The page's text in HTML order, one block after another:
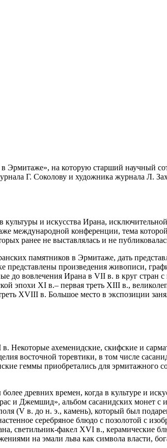
на которую старший научный
Г. Соколову и художника журнала Л.
и искусства Ирана,
международной конференции, тема
ранее не выставлялась и не
памятников в Эрмитаже, дать
произведения живописи,
до вовлечения Ирана в VII в. в круг
эпохи ХI в.– первая треть ХIII в.,
ХVIII в. Большое место в экспозиции
Некоторые ахеменидские, скифские и
торевтики, в том числе
геммы приобретались для эрмитажного
древних времен, когда в культуре и
и Джемшид», альбом сасанидских монет с
(V в. до н. э., камень), который был
серебряное блюдо с позолотой с
светильник-факел ХVI в., керамические
на эмали льва как символа власти,